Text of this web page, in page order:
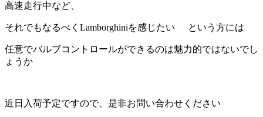
高速走行中など、
それでもなるべくLamborghiniを感じたい という方には
任意でバルブコントロールができるのは魅力的ではないでし
ょうか
近日入荷予定ですので、是非お問い合わせください